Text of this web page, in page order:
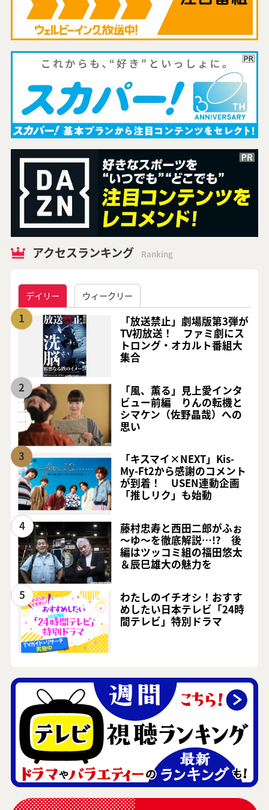
アクセスランキング Ranking
デイリー ウィークリー
1
「放送禁止」劇場版第3弾が
TV初放送！ ファミ劇にス
トロング・オカルト番組大
集合
2
「風、薫る」見上愛インタ
ビュー前編 りんの転機と
シマケン（佐野晶哉）への
思い
3
「キスマイ×NEXT」Kis-
My-Ft2から感謝のコメント
が到着！ USEN連動企画
「推しリク」も始動
4
藤村忠寿と西田二郎がふぉ
～ゆ～を徹底解説…!? 後
編はツッコミ組の福田悠太
＆辰巳雄大の魅力を
5
わたしのイチオシ！おすす
めしたい日本テレビ「24時
間テレビ」特別ドラマ